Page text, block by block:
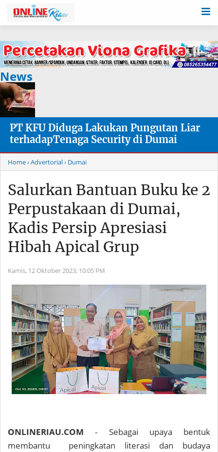
News
PT KFU Diduga Lakukan Pungutan Liar
terhadapTenaga Security di Dumai
Home› Advertorial› Dumai
Salurkan Bantuan Buku ke 2
Perpustakaan di Dumai,
Kadis Persip Apresiasi
Hibah Apical Grup
Kamis, 12 Oktober 2023, 10:05 PM
ONLINERIAU.COM - Sebagai upaya bentuk
membantu peningkatan literasi dan budaya